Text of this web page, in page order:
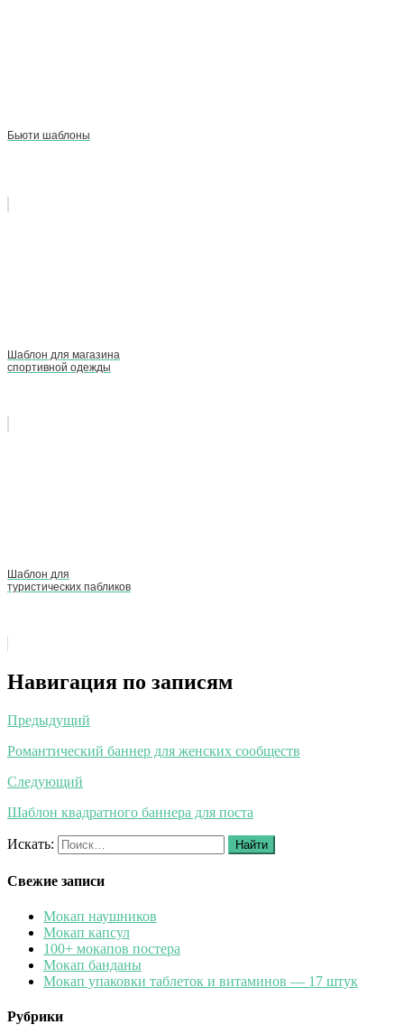
Бьюти шаблоны
Шаблон для магазина
спортивной одежды
Шаблон для
туристических пабликов
Навигация по записям
Предыдущий
Романтический баннер для женских сообществ
Следующий
Шаблон квадратного баннера для поста
Искать: Найти
Свежие записи
Мокап наушников
Мокап капсул
100+ мокапов постера
Мокап банданы
Мокап упаковки таблеток и витаминов — 17 штук
Рубрики